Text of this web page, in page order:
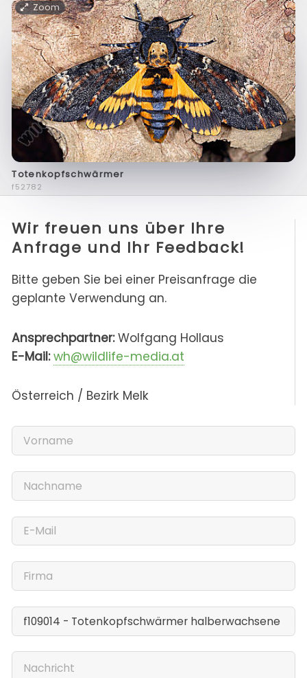
Zoom
Totenkopfschwärmer
f52782
Wir freuen uns über Ihre
Anfrage und Ihr Feedback!
Bitte geben Sie bei einer Preisanfrage die
geplante Verwendung an.
Ansprechpartner:Wolfgang Hollaus
E-Mail: wh@wildlife-media.at
Österreich / Bezirk Melk